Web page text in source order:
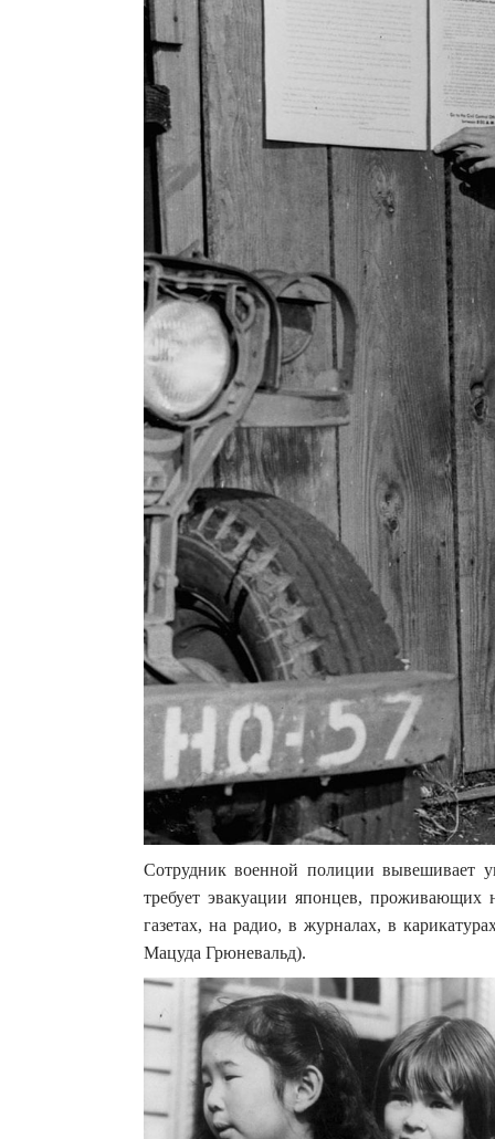
Сотрудник военной полиции вывешивает
требует эвакуации японцев,
газетах, на радио, в журналах, в
Мацуда Грюневальд).